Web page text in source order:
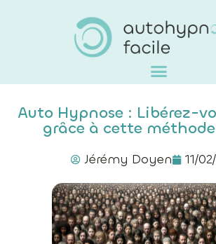
Auto Hypnose : Libérez-
grâce à cette
Jérémy Doyen 11/